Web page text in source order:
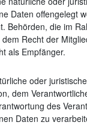
Daten offengelegt
Behörden, die im
Recht der
als Empfänger.
oder
dem
des
Daten zu